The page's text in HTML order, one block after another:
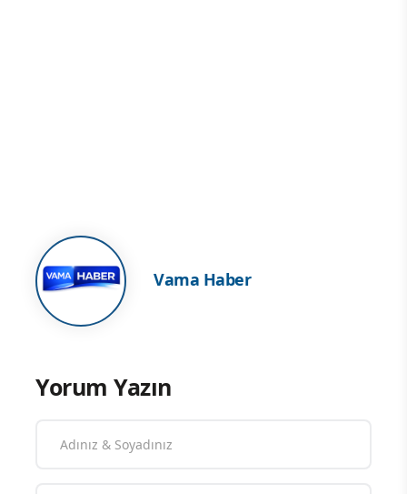
Vama Haber
Yorum Yazın